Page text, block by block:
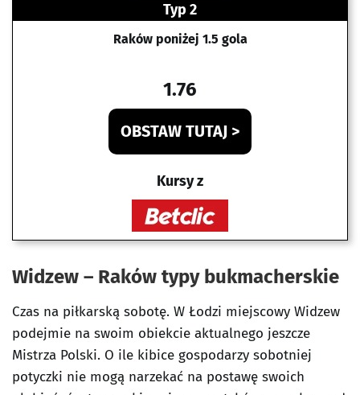
Typ 2
Raków poniżej 1.5 gola
1.76
OBSTAW TUTAJ >
Kursy z
Widzew – Raków typy bukmacherskie
Czas na piłkarską sobotę. W Łodzi miejscowy Widzew
podejmie na swoim obiekcie aktualnego jeszcze
Mistrza Polski. O ile kibice gospodarzy sobotniej
potyczki nie mogą narzekać na postawę swoich